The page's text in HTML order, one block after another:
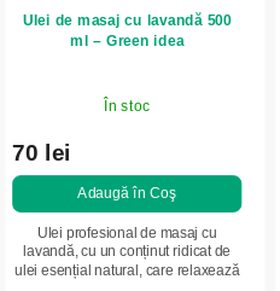
Ulei de masaj cu lavandă 500
ml – Green idea
În stoc
70 lei
Adaugă în Coş
Ulei profesional de masaj cu
lavandă, cu un conținut ridicat de
ulei esențial natural, care relaxează